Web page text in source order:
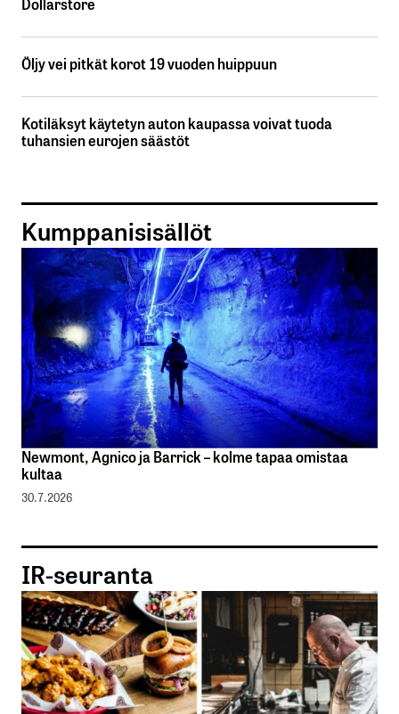
Öljy vei pitkät korot 19 vuoden huippuun
Kotiläksyt käytetyn auton kaupassa voivat tuoda
tuhansien eurojen säästöt
Kumppanisisällöt
Newmont, Agnico ja Barrick – kolme tapaa omistaa
kultaa
30.7.2026
IR-seuranta